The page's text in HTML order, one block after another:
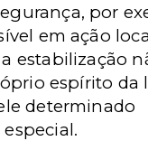
por
em ação
estabilização
espírito da
determinado